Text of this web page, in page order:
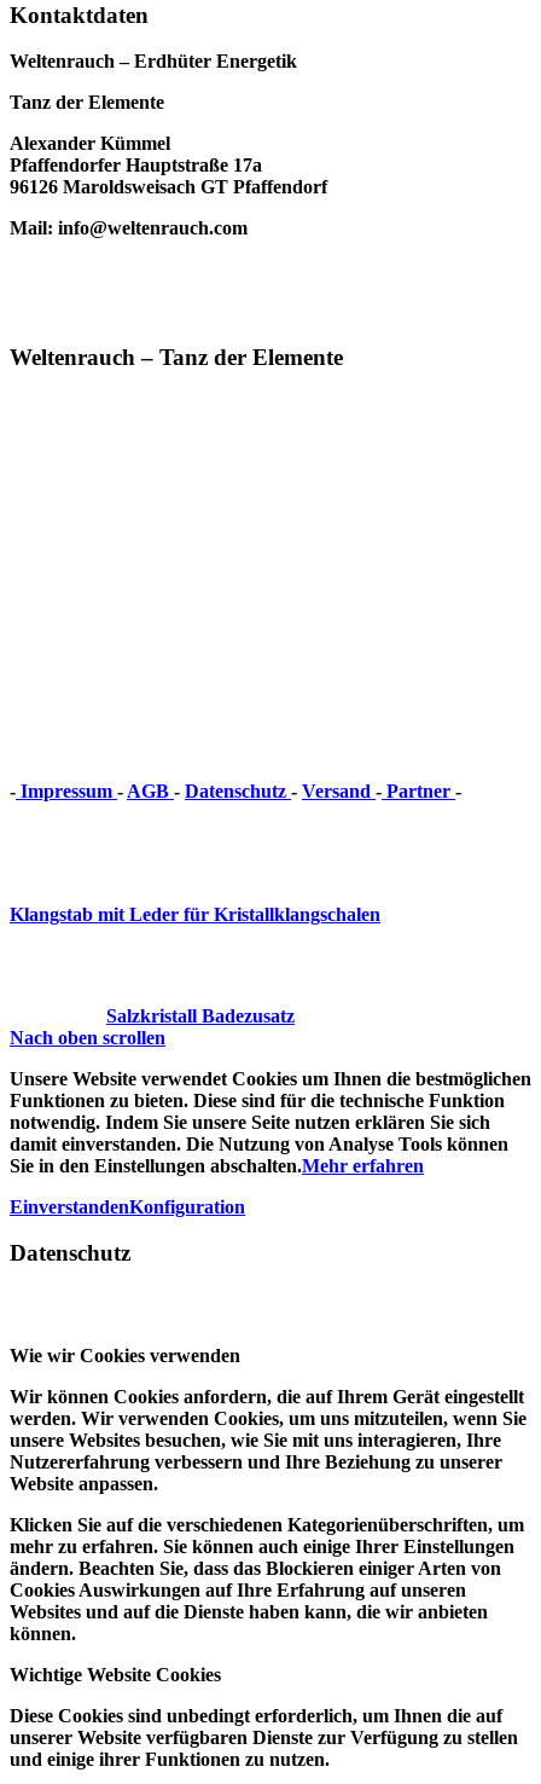
Kontaktdaten
Weltenrauch – Erdhüter Energetik
Tanz der Elemente
Alexander Kümmel
Pfaffendorfer Hauptstraße 17a
96126 Maroldsweisach GT Pfaffendorf
Mail: info@weltenrauch.com
Weltenrauch – Tanz der Elemente
- Impressum - AGB - Datenschutz - Versand - Partner -
Klangstab mit Leder für Kristallklangschalen
Salzkristall Badezusatz
Nach oben scrollen
Unsere Website verwendet Cookies um Ihnen die bestmöglichen
Funktionen zu bieten. Diese sind für die technische Funktion
notwendig. Indem Sie unsere Seite nutzen erklären Sie sich
damit einverstanden. Die Nutzung von Analyse Tools können
Sie in den Einstellungen abschalten.Mehr erfahren
EinverstandenKonfiguration
Datenschutz
Wie wir Cookies verwenden
Wir können Cookies anfordern, die auf Ihrem Gerät eingestellt
werden. Wir verwenden Cookies, um uns mitzuteilen, wenn Sie
unsere Websites besuchen, wie Sie mit uns interagieren, Ihre
Nutzererfahrung verbessern und Ihre Beziehung zu unserer
Website anpassen.
Klicken Sie auf die verschiedenen Kategorienüberschriften, um
mehr zu erfahren. Sie können auch einige Ihrer Einstellungen
ändern. Beachten Sie, dass das Blockieren einiger Arten von
Cookies Auswirkungen auf Ihre Erfahrung auf unseren
Websites und auf die Dienste haben kann, die wir anbieten
können.
Wichtige Website Cookies
Diese Cookies sind unbedingt erforderlich, um Ihnen die auf
unserer Website verfügbaren Dienste zur Verfügung zu stellen
und einige ihrer Funktionen zu nutzen.